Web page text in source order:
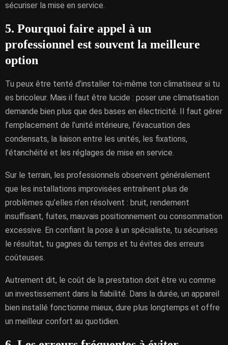
sécuriser la mise en service.
5. Pourquoi faire appel à un
professionnel est souvent la meilleure
option
Tu peux être tenté d’installer toi-même ton climatiseur si tu
es bricoleur. Mais il faut être lucide : poser une climatisation
demande bien plus que des bases en électricité. Il faut gérer
l’emplacement de l’unité intérieure, l’évacuation des
condensats, la liaison entre les unités, les fixations,
l’étanchéité et les réglages de mise en service.
Sur le terrain, les professionnels observent généralement
que les installations improvisées entraînent plus de
problèmes qu’elles n’en résolvent : bruit, rendement
insuffisant, fuites, mauvais positionnement ou consommation
excessive. En confiant la pose à un spécialiste, tu sécurises
le résultat, tu gagnes du temps et tu évites des erreurs
coûteuses.
Autrement dit, le coût de la prestation doit être vu comme
un investissement dans la fiabilité. Dans la durée, un appareil
bien installé fonctionne mieux, dure plus longtemps et offre
un meilleur confort au quotidien.